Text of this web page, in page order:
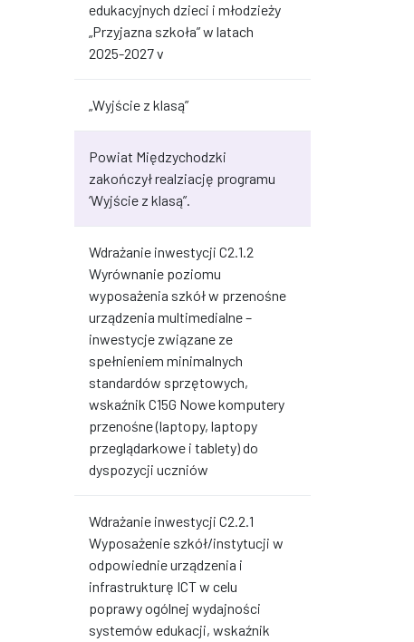
edukacyjnych dzieci i młodzieży
„Przyjazna szkoła” w latach
2025-2027 v
„Wyjście z klasą”
Powiat Międzychodzki
zakończył realziację programu
‘Wyjście z klasą”.
Wdrażanie inwestycji C2.1.2
Wyrównanie poziomu
wyposażenia szkół w przenośne
urządzenia multimedialne –
inwestycje związane ze
spełnieniem minimalnych
standardów sprzętowych,
wskaźnik C15G Nowe komputery
przenośne (laptopy, laptopy
przeglądarkowe i tablety) do
dyspozycji uczniów
Wdrażanie inwestycji C2.2.1
Wyposażenie szkół/instytucji w
odpowiednie urządzenia i
infrastrukturę ICT w celu
poprawy ogólnej wydajności
systemów edukacji, wskaźnik